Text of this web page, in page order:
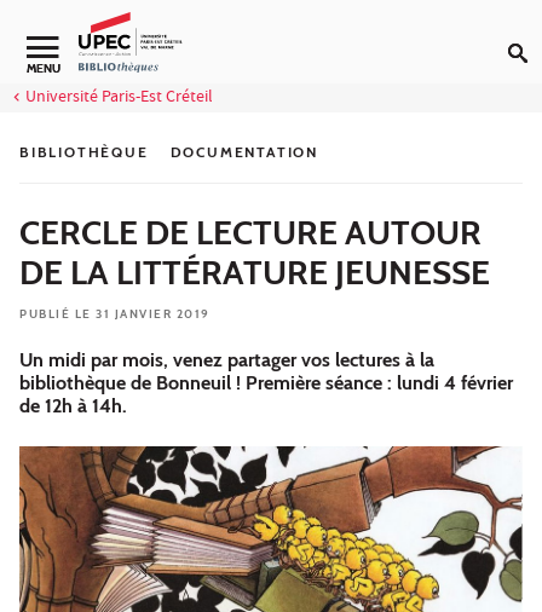
Aller au contenu
Navigation secondaire
MENU
Université Paris-Est Créteil
BIBLIOTHÈQUE DOCUMENTATION
CERCLE DE LECTURE AUTOUR
DE LA LITTÉRATURE JEUNESSE
PUBLIÉ LE 31 JANVIER 2019
Un midi par mois, venez partager vos lectures à la
bibliothèque de Bonneuil ! Première séance : lundi 4 février
de 12h à 14h.